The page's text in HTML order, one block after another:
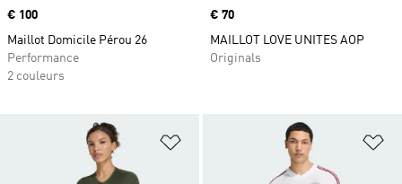
Prix
€ 100
Maillot Domicile Pérou 26
Performance
2 couleurs
Prix
€ 70
MAILLOT LOVE UNITES AOP
Originals
Ajouter à la Liste de produits